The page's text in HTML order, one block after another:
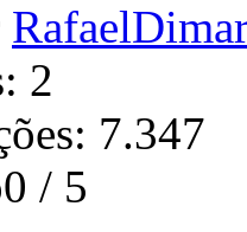
2
7.347
/ 5